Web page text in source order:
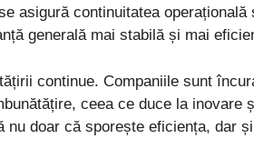
asigură continuitatea operațională
generală mai stabilă și mai
continue. Companiile sunt
ceea ce duce la inovare
doar că sporește eficiența, dar